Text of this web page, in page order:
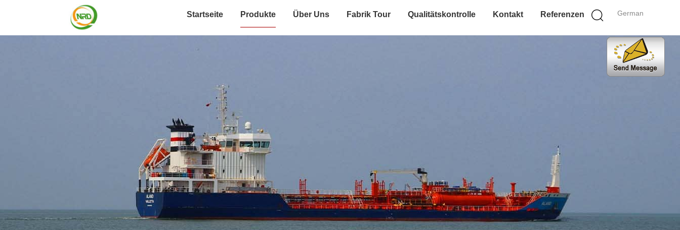
German
Startseite Produkte Über Uns Fabrik Tour Qualitätskontrolle Kontakt Referenzen